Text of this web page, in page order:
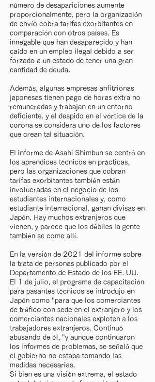
número de desapariciones aumente
proporcionalmente, pero la organización
de envío cobra tarifas exorbitantes en
comparación con otros países. Es
innegable que han desaparecido y han
caído en un empleo ilegal debido a ser
forzado a un estado de tener una gran
cantidad de deuda.
Además, algunas empresas anfitrionas
japonesas tienen pago de horas extra no
remuneradas y trabajan en un entorno
deficiente, y el despido en el vórtice de la
corona se considera uno de los factores
que crean tal situación.
El informe de Asahi Shimbun se centró en
los aprendices técnicos en prácticas,
pero las organizaciones que cobran
tarifas exorbitantes también están
involucradas en el negocio de los
estudiantes internacionales y, como
estudiante internacional, ganan divisas en
Japón. Hay muchos extranjeros que
vienen, y parece que los débiles la gente
también se come allí.
En la versión de 2021 del informe sobre
la trata de personas publicado por el
Departamento de Estado de los EE. UU.
El 1 de julio, el programa de capacitación
para pasantes técnicos se introdujo en
Japón como "para que los comerciantes
de tráfico con sede en el extranjero y los
comerciantes nacionales exploten a los
trabajadores extranjeros. Continuó
abusando de él, "y aunque continuaron
los informes de problemas, se señaló que
el gobierno no estaba tomando las
medidas necesarias.
Si bien es una visión extrema, el estado